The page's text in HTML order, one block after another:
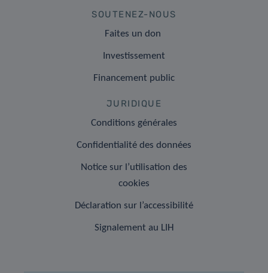
SOUTENEZ-NOUS
Faites un don
Investissement
Financement public
JURIDIQUE
Conditions générales
Confidentialité des données
Notice sur l’utilisation des
cookies
Déclaration sur l’accessibilité
Signalement au LIH